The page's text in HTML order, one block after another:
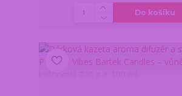
Do košíku